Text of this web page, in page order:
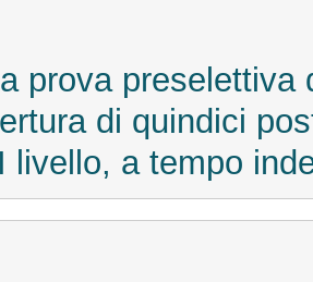
prova
di quindici
livello, a tempo